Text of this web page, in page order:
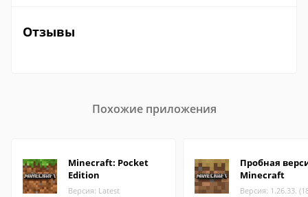
Отзывы
Похожие приложения
Minecraft: Pocket
Edition
Версия: Latest
Пробная
Minecraft
Версия: 1.26.33.